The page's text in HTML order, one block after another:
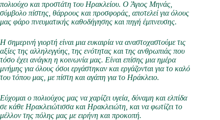
πολιούχο και προστάτη του Ηρακλείου. Ο Άγιος Μηνάς,
σύμβολο πίστης, θάρρους και προσφοράς, αποτελεί για όλους
μας φάρο πνευματικής καθοδήγησης και πηγή έμπνευσης.
Η σημερινή γιορτή είναι μια ευκαιρία να αναστοχαστούμε τις
αξίες της αλληλεγγύης, της ενότητας και της ανθρωπιάς που
τόσο έχει ανάγκη η κοινωνία μας. Είναι επίσης μια ημέρα
μνήμης για όλους όσοι εργάστηκαν και εργάζονται για το καλό
του τόπου μας, με πίστη και αγάπη για το Ηράκλειο.
Εύχομαι ο πολιούχος μας να χαρίζει υγεία, δύναμη και ελπίδα
σε κάθε Ηρακλειώτισσα και Ηρακλειώτη, και να φωτίζει το
μέλλον της πόλης μας με ειρήνη και προκοπή.